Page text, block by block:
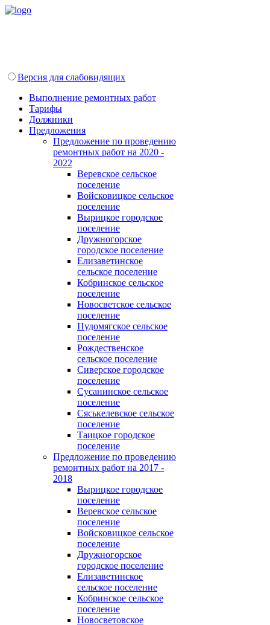
Версия для слабовидящих
Выполнение ремонтных работ
Тарифы
Должники
Предложения
Предложение по проведению
ремонтных работ на 2020 -
2022
Веревское сельское
поселение
Войсковицкое сельское
поселение
Вырицкое городское
поселение
Дружногорское
городское поселение
Елизаветинское
сельское поселение
Кобринское сельское
поселение
Новосветское сельское
поселение
Пудомягское сельское
поселение
Рождественское
сельское поселение
Сиверское городское
поселение
Сусанинское сельское
поселение
Сяськелевское сельское
поселение
Таицкое городское
поселение
Предложение по проведению
ремонтных работ на 2017 -
2018
Вырицкое городское
поселение
Веревское сельское
поселение
Войсковицкое сельское
поселение
Дружногорское
городское поселение
Елизаветинское
сельское поселение
Кобринское сельское
поселение
Новосветовское